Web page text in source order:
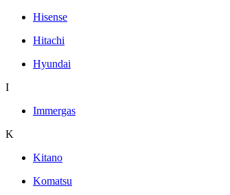
Hisense
Hitachi
Hyundai
I
Immergas
K
Kitano
Komatsu